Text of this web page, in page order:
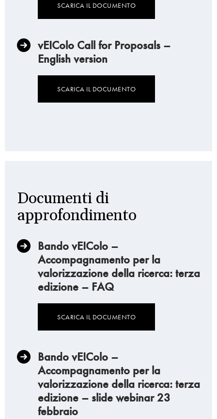
SCARICA IL DOCUMENTO
vEIColo Call for Proposals –
English version
SCARICA IL DOCUMENTO
Documenti di
approfondimento
Bando vEIColo –
Accompagnamento per la
valorizzazione della ricerca: terza
edizione – FAQ
SCARICA IL DOCUMENTO
Bando vEIColo –
Accompagnamento per la
valorizzazione della ricerca: terza
edizione – slide webinar 23
febbraio